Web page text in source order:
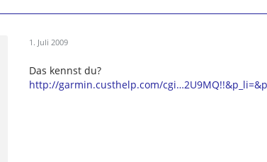
1. Juli 2009
Das kennst du?
http://garmin.custhelp.com/